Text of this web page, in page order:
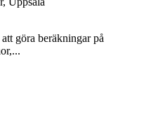
göra beräkningar på